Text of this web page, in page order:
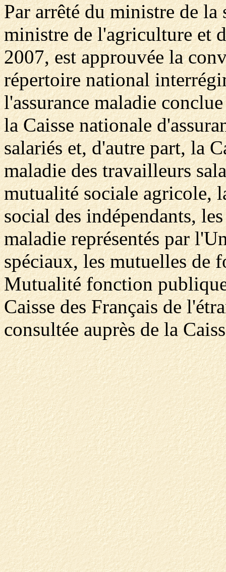
Par arrêté du ministre de la
ministre de l'agriculture et
2007, est approuvée la
répertoire national
l'assurance maladie
la Caisse nationale
salariés et, d'autre part, la
maladie des travailleurs
mutualité sociale agricole,
social des indépendants,
maladie représentés par
spéciaux, les mutuelles de
Mutualité fonction
Caisse des Français de
consultée auprès de la